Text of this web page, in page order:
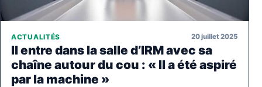
ACTUALITÉS 20 juillet 2025
Il entre dans la salle d’IRM avec sa
chaîne autour du cou : « Il a été aspiré
par la machine »